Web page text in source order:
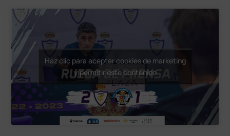
Haz clic para aceptar cookies de marketing
y permitir este contenido